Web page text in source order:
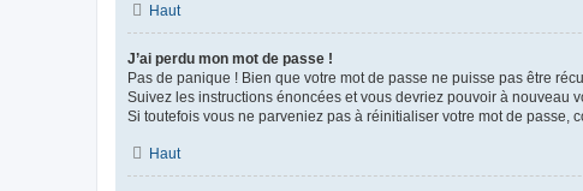
Haut
J’ai perdu mon mot de passe !
Pas de panique ! Bien que votre mot de passe ne puisse pas être
Suivez les instructions énoncées et vous devriez pouvoir à nouveau
Si toutefois vous ne parveniez pas à réinitialiser votre mot de passe,
Haut